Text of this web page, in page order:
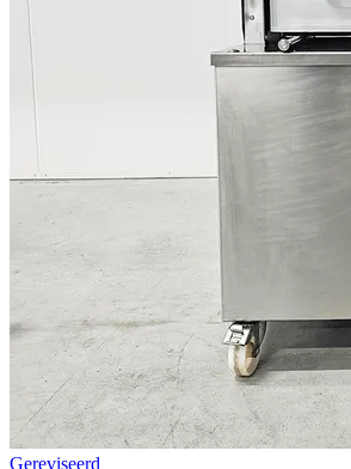
Gereviseerd